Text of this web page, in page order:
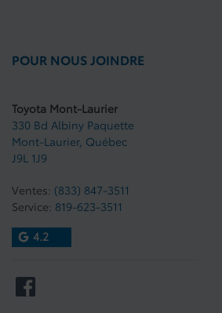
POUR NOUS JOINDRE
Toyota Mont-Laurier
330 Bd Albiny Paquette
Mont-Laurier, Québec
J9L 1J9
Ventes: (833) 847-3511
Service: 819-623-3511
4.2